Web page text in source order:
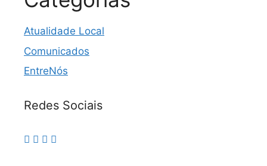
Atualidade Local
Comunicados
EntreNós
Redes Sociais